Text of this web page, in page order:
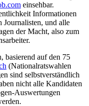
einsehbar.
Informationen
Journalisten, und alle
der Macht, also zum
basierend auf den 75
(Nationalratswahlen
sind selbstverständlich
nicht alle Kandidaten
Auswertungen